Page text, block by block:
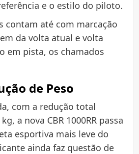
e o estilo do piloto.
contam até com marcação
da volta atual e volta
em pista, os chamados
de Peso
com a redução total
a nova CBR 1000RR passa
esportiva mais leve do
ainda faz questão de